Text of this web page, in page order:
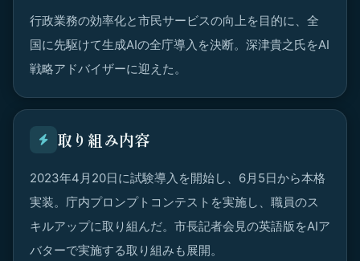
行政業務の効率化と市民サービスの向上を目的に、全
国に先駆けて生成AIの全庁導入を決断。深津貴之氏をAI
戦略アドバイザーに迎えた。
取り組み内容
2023年4月20日に試験導入を開始し、6月5日から本格
実装。庁内プロンプトコンテストを実施し、職員のス
キルアップに取り組んだ。市長記者会見の英語版をAIア
バターで実施する取り組みも展開。